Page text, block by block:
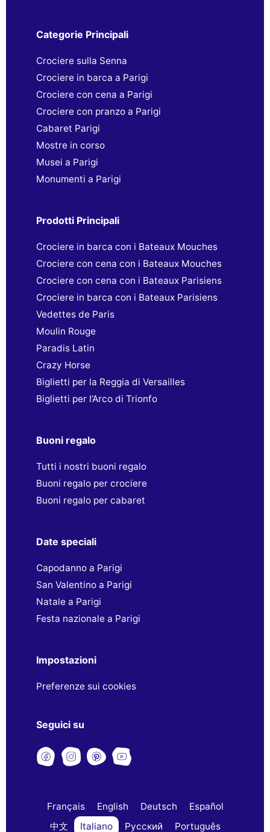
Categorie Principali
Crociere sulla Senna
Crociere in barca a Parigi
Crociere con cena a Parigi
Crociere con pranzo a Parigi
Cabaret Parigi
Mostre in corso
Musei a Parigi
Monumenti a Parigi
Prodotti Principali
Crociere in barca con i Bateaux Mouches
Crociere con cena con i Bateaux Mouches
Crociere con cena con i Bateaux Parisiens
Crociere in barca con i Bateaux Parisiens
Vedettes de Paris
Moulin Rouge
Paradis Latin
Crazy Horse
Biglietti per la Reggia di Versailles
Biglietti per l’Arco di Trionfo
Buoni regalo
Tutti i nostri buoni regalo
Buoni regalo per crociere
Buoni regalo per cabaret
Date speciali
Capodanno a Parigi
San Valentino a Parigi
Natale a Parigi
Festa nazionale a Parigi
Impostazioni
Preferenze sui cookies
Seguici su
Français English Deutsch
Español
中文
Italiano Русский Português